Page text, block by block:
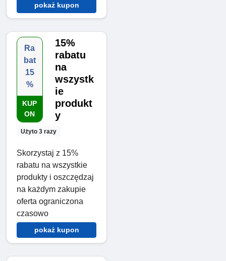
pokaż kupon
Ra
bat
15
%
KUP
ON
Użyto 3 razy
15%
rabatu
na
wszystk
ie
produkt
y
Skorzystaj z 15%
rabatu na wszystkie
produkty i oszczędzaj
na każdym zakupie
oferta ograniczona
czasowo
pokaż kupon